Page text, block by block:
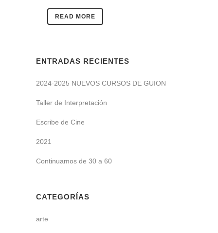
READ MORE
ENTRADAS RECIENTES
2024-2025 NUEVOS CURSOS DE GUION
Taller de Interpretación
Escribe de Cine
2021
Continuamos de 30 a 60
CATEGORÍAS
arte